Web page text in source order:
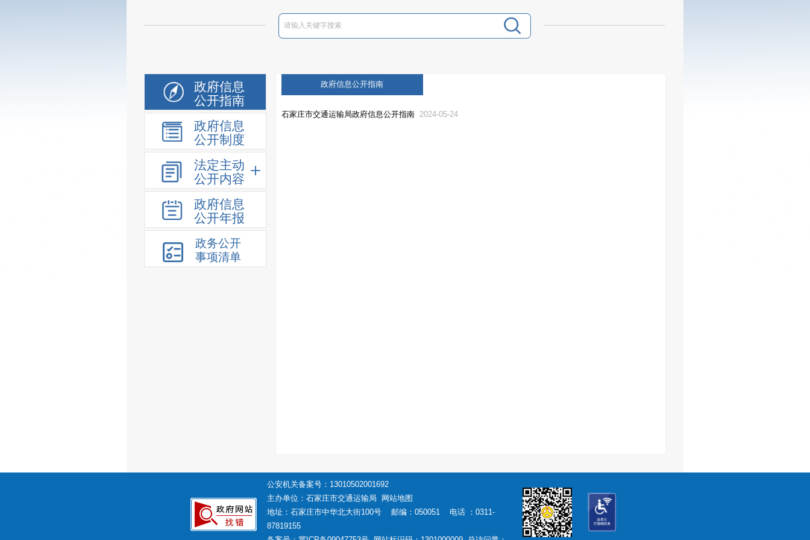
政府信息
公开指南
政府信息
公开制度
法定主动
公开内容
政府信息
公开年报
政务公开
事项清单
政府信息公开指南
石家庄市交通运输局政府信息公开指南 2024-05-24
公安机关备案号： 13010502001692
主办单位：石家庄市交通运输局
网站地图
地址：石家庄市中华北大街100号 邮编：050051 电话 ：0311-
87819155